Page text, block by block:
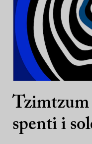
Tzimtzum
spenti i